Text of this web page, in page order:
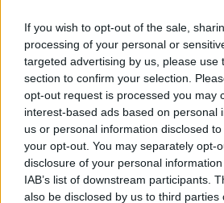
If you wish to opt-out of the sale,
processing of your personal or
targeted advertising by us, please use
section to confirm your selection.
opt-out request is processed you may
interest-based ads based on personal
us or personal information disclosed
your opt-out. You may separately opt-
disclosure of your personal
IAB’s list of downstream participants.
also be disclosed by us to third parties
05.08.2026 -
Zámečník / Mechanik
05.08.2026 -
Měřící technik - elektro
05.08.2026 -
Manažer/ka pro
05.08.2026 -Technik kontroly (Plzeň -
05.08.2026 -Cyber Security Consultant
... další nabídky zaměstnání
Vybrané